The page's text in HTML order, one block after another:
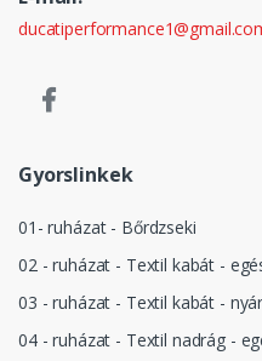
Gyorslinkek
01- ruházat - Bőrdzseki
02 - ruházat - Textil kabát -
03 - ruházat - Textil kabát - nyár
04 - ruházat - Textil nadrág -